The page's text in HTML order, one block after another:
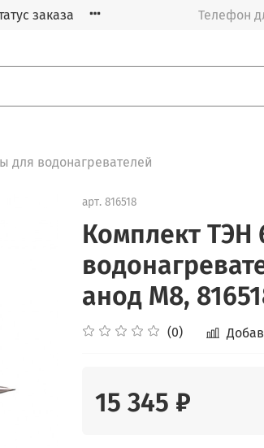
заказа Телефон
для водонагревателей
арт. 816518
Комплект ТЭН
анод М8,
(0)
15 345 ₽